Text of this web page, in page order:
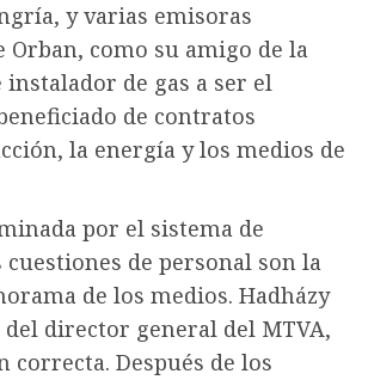
y varias emisoras
Orban, como su amigo de la
de gas a ser el
de contratos
la energía y los medios de
por el sistema de
de personal son la
de los medios. Hadházy
director general del MTVA,
correcta. Después de los